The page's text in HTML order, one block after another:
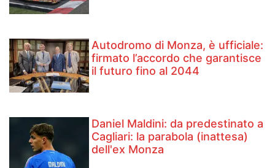
Autodromo di Monza, è ufficiale:
firmato l’accordo che garantisce
il futuro fino al 2044
Daniel Maldini: ​da predestinato a
Cagliari: la parabola (inattesa)
dell'ex Monza